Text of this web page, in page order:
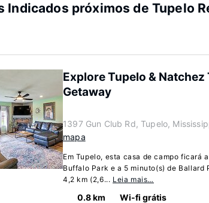
Indicados próximos de Tupelo
Explore Tupelo &
Getaway
1397 Gun Club Rd, Tupelo,
mapa
Em Tupelo, esta casa de campo ficará
Buffalo Park e a 5 minuto(s) de Ballard
4,2 km (2,6... Leia mais…
0.8 km Wi-fi grátis